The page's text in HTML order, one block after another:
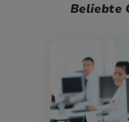
Beliebte